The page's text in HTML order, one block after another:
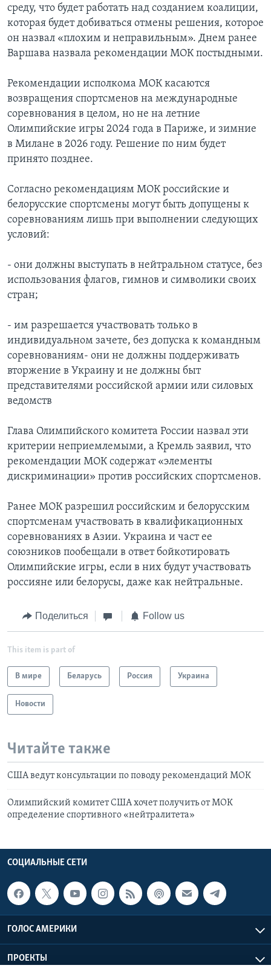
среду, что будет работать над созданием коалиции,
которая будет добиваться отмены решения, которое
он назвал «плохим и неправильным». Днем ранее
Варшава назвала рекомендации МОК постыдными.
Рекомендации исполкома МОК касаются
возвращения спортсменов на международные
соревнования в целом, но не на летние
Олимпийские игры 2024 года в Париже, и зимние
в Милане в 2026 году. Решение по ним будет
принято позднее.
Согласно рекомендациям МОК российские и
белорусские спортсмены могут быть допущены к
соревнованиям лишь при выполнении следующих
условий:
- они должны выступать в нейтральном статусе, без
использования флагов, гимнов и символики своих
стран;
- им разрешается участвовать только в
индивидуальном зачете, без допуска к командным
соревнованиям- они не должны поддерживать
вторжение в Украину и не должны быт
представителями российской армии или силовых
ведомств
Глава Олимпийского комитета России назвал эти
критерии неприемлемыми, а Кремль заявил, что
рекомендации МОК содержат «элементы
дискриминации» против российских спортсменов.
Ранее МОК разрешил российским и белорусским
спортсменам участвовать в квалификационных
соревнованиях в Азии. Украина и част ее
союзников пообещали в ответ бойкотировать
Олимпийские игры, если в них будут участвовать
россияне или белорусы, даже как нейтральные.
Поделиться Follow us
This item is part of
В мире Беларусь Россия Украина
Новости
Читайте также
США ведут консультации по поводу рекомендаций МОК
Олимпийский комитет США хочет получить от МОК
определение спортивного «нейтралитета»
СОЦИАЛЬНЫЕ СЕТИ
ГОЛОС АМЕРИКИ
ПРОЕКТЫ